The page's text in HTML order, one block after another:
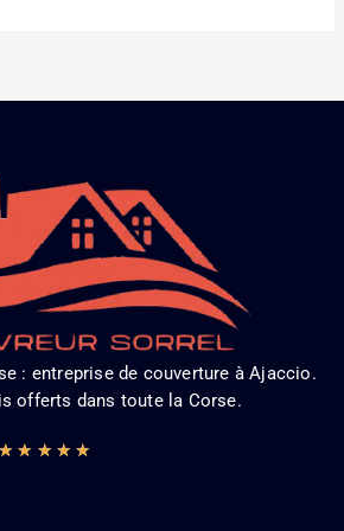
: entreprise de couverture à Ajaccio.
offerts dans toute la Corse.
★ ★ ★ ★ ★Noté